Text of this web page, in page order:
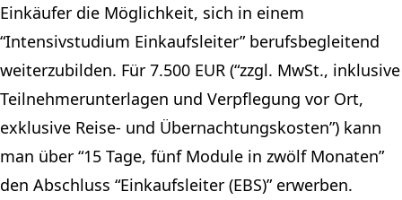
Einkäufer die Möglichkeit, sich in einem
“Intensivstudium Einkaufsleiter” berufsbegleitend
weiterzubilden. Für 7.500 EUR (“zzgl. MwSt., inklusive
Teilnehmerunterlagen und Verpflegung vor Ort,
exklusive Reise- und Übernachtungskosten”) kann
man über “15 Tage, fünf Module in zwölf Monaten”
den Abschluss “Einkaufsleiter (EBS)” erwerben.